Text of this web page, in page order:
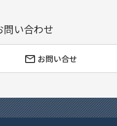
問い合わせ
お問い合せ